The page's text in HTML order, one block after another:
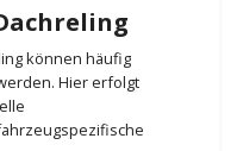
können häufig
Hier erfolgt